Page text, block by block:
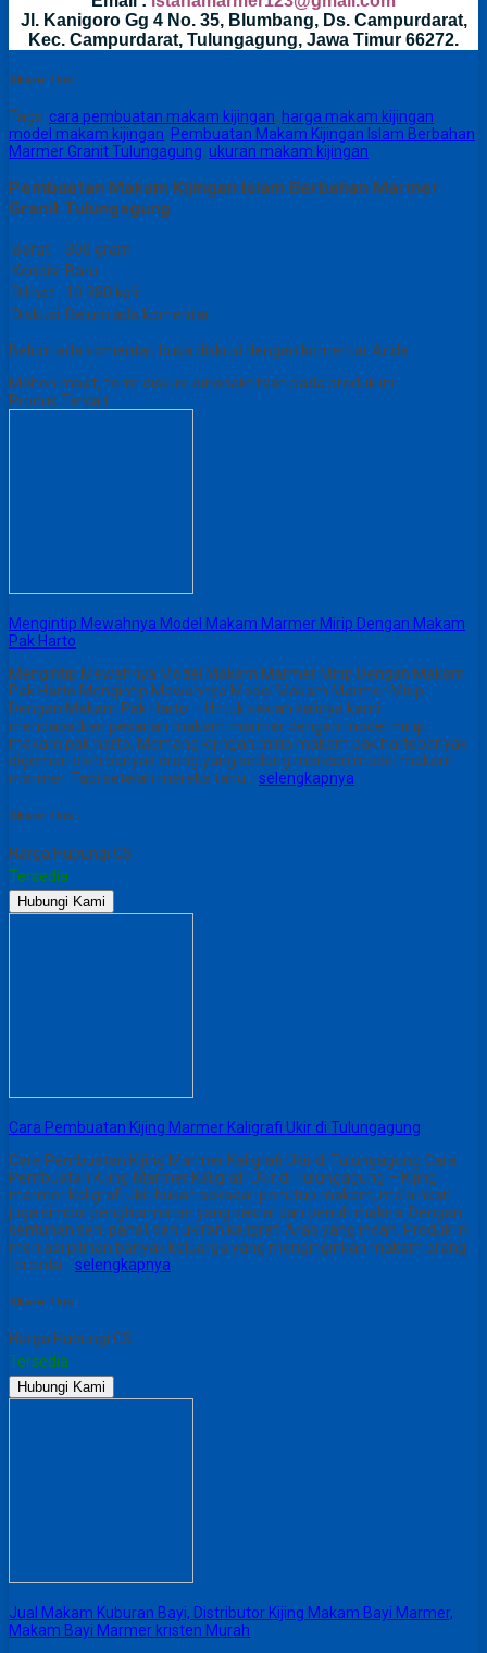
Jl. Kanigoro Gg 4 No. 35, Blumbang, Ds. Campurdarat,
Kec. Campurdarat, Tulungagung, Jawa Timur 66272.
Share This :
Tags: cara pembuatan makam kijingan, harga makam kijingan,
model makam kijingan, Pembuatan Makam Kijingan Islam Berbahan
Marmer Granit Tulungagung, ukuran makam kijingan
Pembuatan Makam Kijingan Islam Berbahan Marmer
Granit Tulungagung
Berat
300 gram
Kondisi Baru
Dilihat
10.380 kali
Diskusi Belum ada komentar
Belum ada komentar, buka diskusi dengan komentar Anda.
Mohon maaf, form diskusi dinonaktifkan pada produk ini.
Produk Terkait
Mengintip Mewahnya Model Makam Marmer Mirip Dengan Makam
Pak Harto
Mengintip Mewahnya Model Makam Marmer Mirip Dengan Makam
Pak Harto Mengintip Mewahnya Model Makam Marmer Mirip
Dengan Makam Pak Harto – Untuk sekian kalinya kami
mendapatkan pesanan makam marmer dengan model mirip
makam pak harto. Memang kijingan mirip makam pak hartobanyak
digemari oleh banyak orang yang sedang mencari model makam
marmer. Tapi setelah mereka tahu… selengkapnya
Share This :
Harga Hubungi CS
Tersedia
Hubungi Kami
Cara Pembuatan Kijing Marmer Kaligrafi Ukir di Tulungagung
Cara Pembuatan Kijing Marmer Kaligrafi Ukir di Tulungagung Cara
Pembuatan Kijing Marmer Kaligrafi Ukir di Tulungagung – Kijing
marmer kaligrafi ukir bukan sekadar penutup makam, melainkan
juga simbol penghormatan yang sakral dan penuh makna. Dengan
sentuhan seni pahat dan ukiran kaligrafi Arab yang indah. Produk ini
menjadi pilihan banyak keluarga yang menginginkan makam orang
tercinta… selengkapnya
Share This :
Harga Hubungi CS
Tersedia
Hubungi Kami
Jual Makam Kuburan Bayi, Distributor Kijing Makam Bayi Marmer,
Makam Bayi Marmer kristen Murah